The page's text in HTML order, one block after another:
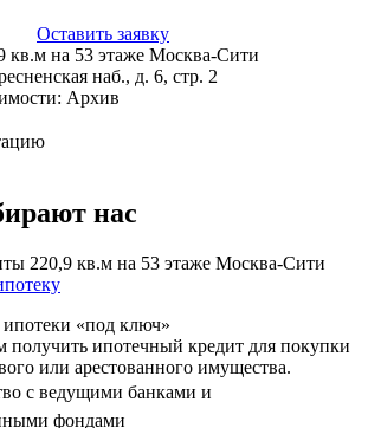
Оставить заявку
кв.м на 53 этаже Москва-Сити
наб., д. 6, стр. 2
Архив
нас
«под ключ»
ипотечный кредит для покупки
или арестованного имущества.
с ведущими банками и
фондами